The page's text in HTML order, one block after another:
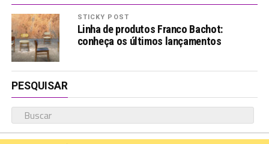
STICKY POST
Linha de produtos Franco Bachot:
conheça os últimos lançamentos
PESQUISAR